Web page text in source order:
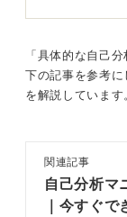
その企業に応
特徴を把握す
ができます。
もし自己分析
たり、無理に
るリスクも生
「具体的な自己
下の記事を参考
を解説しています
関連記事
自己分析マ
｜今すぐで